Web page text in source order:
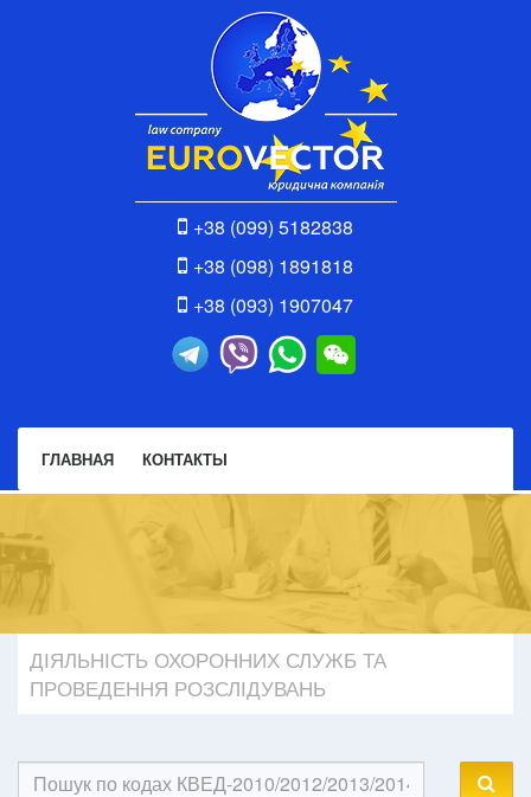
+38 (099) 5182838
+38 (098) 1891818
+38 (093) 1907047
ГЛАВНАЯ КОНТАКТЫ
ДІЯЛЬНІСТЬ ОХОРОННИХ СЛУЖБ ТА
ПРОВЕДЕННЯ РОЗСЛІДУВАНЬ